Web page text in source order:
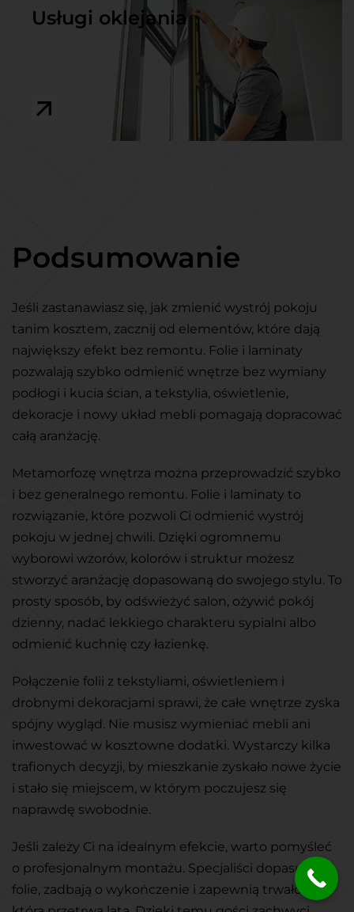
Usługi oklejania
Podsumowanie
Jeśli zastanawiasz się, jak zmienić wystrój pokoju
tanim kosztem, zacznij od elementów, które dają
największy efekt bez remontu. Folie i laminaty
pozwalają szybko odmienić wnętrze bez wymiany
podłogi i kucia ścian, a tekstylia, oświetlenie,
dekoracje i nowy układ mebli pomagają dopracować
całą aranżację.
Metamorfozę wnętrza można przeprowadzić szybko
i bez generalnego remontu. Folie i laminaty to
rozwiązanie, które pozwoli Ci odmienić wystrój
pokoju w jednej chwili. Dzięki ogromnemu
wyborowi wzorów, kolorów i struktur możesz
stworzyć aranżację dopasowaną do swojego stylu. To
prosty sposób, by odświeżyć salon, ożywić pokój
dzienny, nadać lekkiego charakteru sypialni albo
odmienić kuchnię czy łazienkę.
Połączenie folii z tekstyliami, oświetleniem i
drobnymi dekoracjami sprawi, że całe wnętrze zyska
spójny wygląd. Nie musisz wymieniać mebli ani
inwestować w kosztowne dodatki. Wystarczy kilka
trafionych decyzji, by mieszkanie zyskało nowe życie
i stało się miejscem, w którym poczujesz się
naprawdę swobodnie.
Jeśli zależy Ci na idealnym efekcie, warto pomyśleć
o profesjonalnym montażu. Specjaliści dopasują
folie, zadbają o wykończenie i zapewnią trwałość,